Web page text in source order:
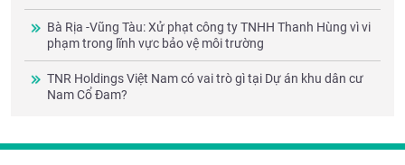
Bà Rịa -Vũng Tàu: Xử phạt công ty TNHH Thanh Hùng vì vi
phạm trong lĩnh vực bảo vệ môi trường
TNR Holdings Việt Nam có vai trò gì tại Dự án khu dân cư
Nam Cổ Đam?